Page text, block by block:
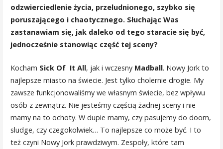
odzwierciedlenie życia, przeludnionego, szybko się
poruszającego i chaotycznego. Słuchając Was
zastanawiam się, jak daleko od tego staracie się być,
jednocześnie stanowiąc część tej sceny?
Kocham Sick Of It All, jak i wczesny Madball. Nowy Jork to
najlepsze miasto na świecie. Jest tylko cholernie drogie. My
zawsze funkcjonowaliśmy we własnym świecie, bez wpływu
osób z zewnątrz. Nie jesteśmy częścią żadnej sceny i nie
mamy na to ochoty. W dupie mamy, czy pasujemy do doom,
sludge, czy czegokolwiek… To najlepsze co może być. I to
też czyni Nowy Jork prawdziwym. Zespoły, które tam